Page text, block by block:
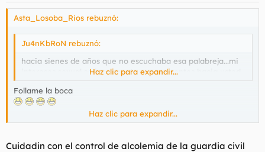
Asta_Losoba_Rios rebuznó:
Ju4nKbRoN rebuznó:
hacia sienes de años que no escuchaba esa palabreja...mi
intereses sexual se incrementa por momentos hacia usted
Haz clic para expandir...
Follame la boca
Estoy bruta, pero es el vino que habla por mi. Ruego que me
Haz clic para expandir...
Cuidadin con el control de alcolemia de la guardia civil